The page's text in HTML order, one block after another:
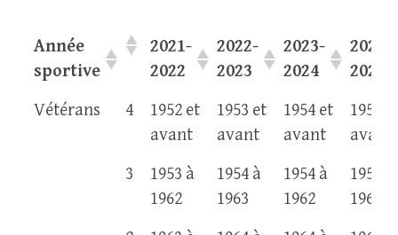
Année
sportive
2021-
2022
2022-
2023
2023-
2024
2024-
2025
Année
2021-
2022
2022-
2023
2023-
2024
2024-
2025
Vétérans 4
1952 et
avant
1953 et
avant
1954 et
avant
1955
avant
3
1953 à
1962
1954 à
1963
1954 à
1962
1955 à
1963